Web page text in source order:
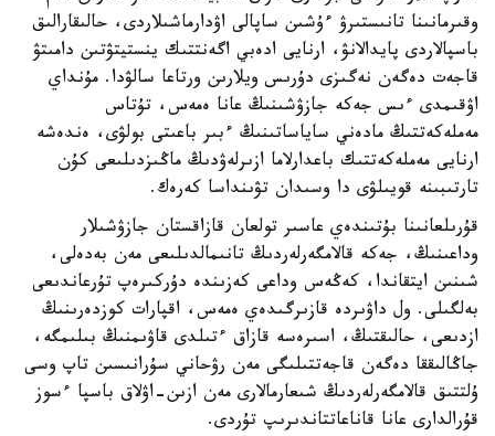
وقىرمانىنا تانىستىرۋ ءۇشىن ساپالى اۋدارماشىلاردى، حالىقارالىق
باسپالاردى پايدالانۋ، ارنايى ادەبي اگەنتتىك ينستيتۋتىن دامىتۋ
قاجەت دەگەن نەگىزى دۇرىس ويلارىن ورتاعا سالۋدا. مۇنداي
اۋقىمدى ءىس جەكە جازۋشىنىڭ عانا ەمەس، تۇتاس
مەملەكەتتىڭ مادەني ساياساتىنىڭ ءبىر باعىتى بولۋى، ەندەشە
ارنايى مەملەكەتتىك باعدارلاما ازىرلەۋدىڭ ماڭىزدىلىعى كۇن
تارتىبىنە قويىلۋى دا وسىدان تۋىنداسا كەرەك.
قۇرىلعانىنا بۇتىندەي عاسىر تولعان قازاقستان جازۋشىلار
وداعىنىڭ، جەكە قالامگەرلەردىڭ تانىمالدىلىعى مەن بەدەلى،
شىنىن ايتقاندا، كەڭەس وداعى كەزىندە دۇركىرەپ تۇرعاندىعى
بەلگىلى. ول داۋىردە قازىرگىدەي ەمەس، اقپارات كوزدەرىنىڭ
ازدىعى، حالىقتىڭ، اسىرەسە قازاق ءتىلدى قاۋىمنىڭ بىلىمگە،
جاڭالىققا دەگەن قاجەتتىلىگى مەن رۋحاني سۇرانىسىن تاپ وسى
ۇلتتىق قالامگەرلەردىڭ شىعارمالارى مەن ازىن-اۋلاق باسپا ءسوز
قۇرالدارى عانا قاناعاتتاندىرىپ تۇردى.